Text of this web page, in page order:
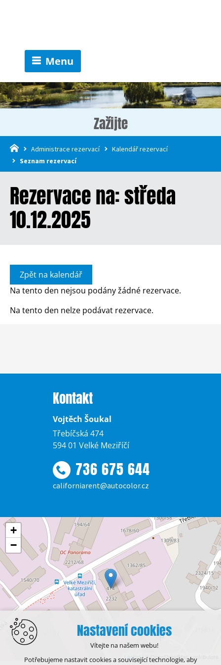
Menu
Zažijte
Administrace rezervací
Kalendář rezervací
Seznam rezervací
Rezervace na: středa
10.12.2025
Zpět na kalendář
Na tento den nejsou podány žádné rezervace.
Na tento den nelze podávat rezervace.
Kontakt
Vojtěch Šoukal
Třebíčská 474
594 01 Velké Meziříčí
736 675 644
californiarent@autocolor.cz
+
−
Leaflet | © OpenStreetMap contributors
Nastavení cookies
Vítejte na našem webu!
Potřebujeme nastavit cookies a související technologie, aby